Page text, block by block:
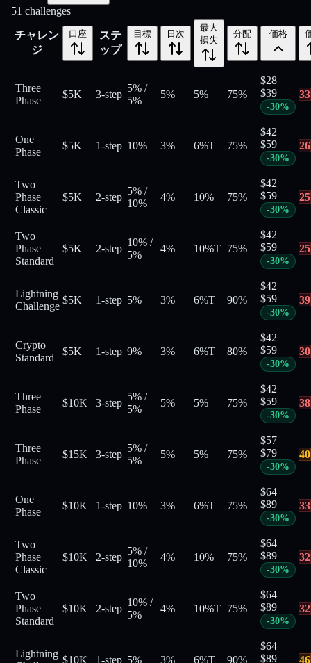
51 challenges
チャレン
ジ
口座
ステ
ップ
目標 日次
最大
損失
分配 価格
Three
Phase
$5K 3-step
5% /
5%
5% 5% 75%
$28
$39
-30%
33
One
Phase
$5K 1-step 10% 3% 6%T 75%
$42
$59
-30%
26
Two
Phase
Classic
$5K 2-step
5% /
10%
4% 10% 75%
$42
$59
-30%
25
Two
Phase
Standard
$5K 2-step
10% /
5%
4% 10%T 75%
$42
$59
-30%
25
Lightning
Challenge
$5K 1-step 5% 3% 6%T 90%
$42
$59
-30%
39
Crypto
Standard
$5K 1-step 9% 3% 6%T 80%
$42
$59
-30%
30
Three
Phase
$10K 3-step
5% /
5%
5% 5% 75%
$42
$59
-30%
38
Three
Phase
$15K 3-step
5% /
5%
5% 5% 75%
$57
$79
-30%
40
One
Phase
$10K 1-step 10% 3% 6%T 75%
$64
$89
-30%
33
Two
Phase
Classic
$10K 2-step
5% /
10%
4% 10% 75%
$64
$89
-30%
32
Two
Phase
Standard
$10K 2-step
10% /
5%
4% 10%T 75%
$64
$89
-30%
32
Lightning
$10K 1-step 5% 3% 6%T 90%
$64
$89 46